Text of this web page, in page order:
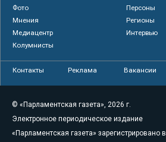
Фото
Персоны
Мнения
Регионы
Медиацентр
Интервью
Колумнисты
Контакты Реклама Вакансии
© «Парламентская газета», 2026 г.
Электронное периодическое издание
«Парламентская газета» зарегистрировано в